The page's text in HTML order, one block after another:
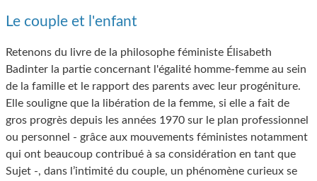
Le couple et l'enfant
Retenons du livre de la philosophe féministe Élisabeth
Badinter la partie concernant l'égalité homme-femme au sein
de la famille et le rapport des parents avec leur progéniture.
Elle souligne que la libération de la femme, si elle a fait de
gros progrès depuis les années 1970 sur le plan professionnel
ou personnel - grâce aux mouvements féministes notamment
qui ont beaucoup contribué à sa considération en tant que
Sujet -, dans l’intimité du couple, un phénomène curieux se